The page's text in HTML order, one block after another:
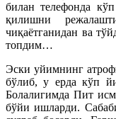
билан телефонда
қилишни
чиқаётганидан ва
топдим…
Эски уйимнинг
бўлиб, у ерда кўп
Болалигимда Пит
бўйи ишларди.